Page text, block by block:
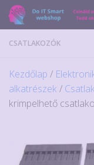
Skip to content
CSATLAKOZÓK
Kezdőlap /
alkatrészek /
krimpelhető